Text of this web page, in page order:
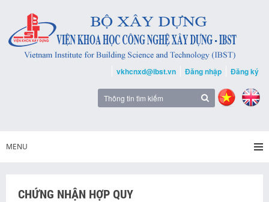
vkhcnxd@ibst.vn Đăng nhập Đăng ký
MENU
CHỨNG NHẬN HỢP QUY